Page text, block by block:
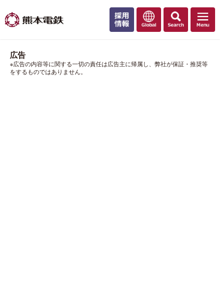
広告
※広告の内容等に関する一切の責任は広告主に帰属し、弊社が保証・推奨等
をするものではありません。